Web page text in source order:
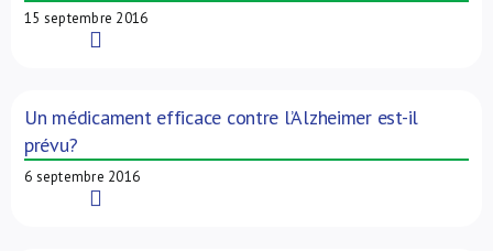
15 septembre 2016
Un médicament efficace contre l’Alzheimer est-il
prévu?
6 septembre 2016